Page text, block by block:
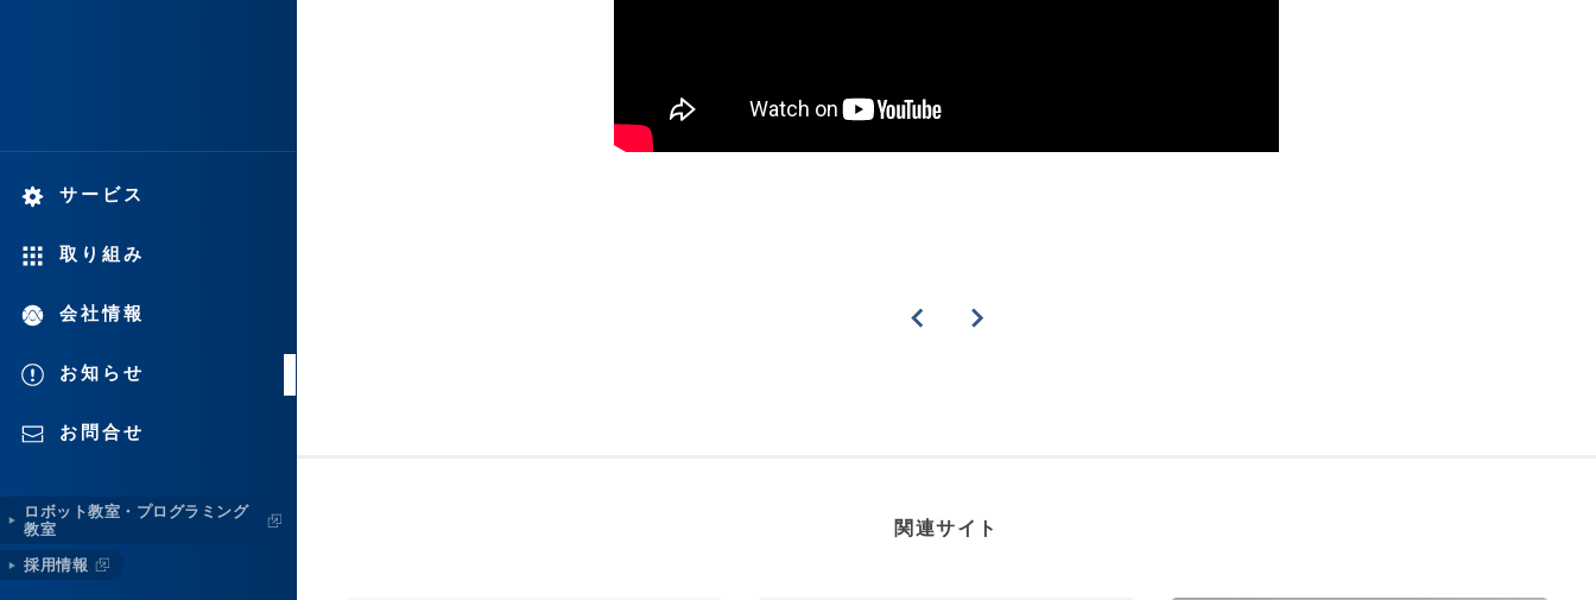
サービス
取り組み
会社情報
お知らせ
お問合せ
ロボット教室・プログラミング
教室
採用情報
関連サイト